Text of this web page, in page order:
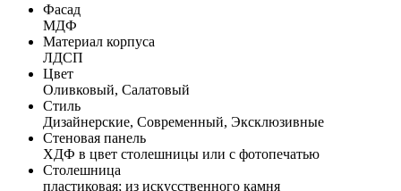
Фасад
МДФ
Материал корпуса
ЛДСП
Цвет
Оливковый, Салатовый
Стиль
Дизайнерские, Современный, Эксклюзивные
Стеновая панель
ХДФ в цвет столешницы или с фотопечатью
Столешница
пластиковая; из искусственного камня